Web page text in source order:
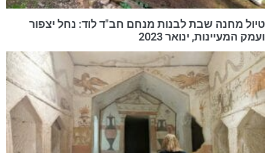
טיול מחנה שבת לבנות מנחם חב"ד לוד: נחל יצפור
ועמק המעיינות, ינואר 2023